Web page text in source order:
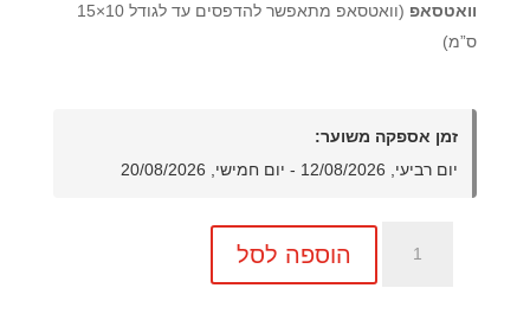
וואטסאפ
(וואטסאפ מתאפשר להדפסים עד לגודל 10×15
ס”מ)
זמן אספקה משוער:
יום רביעי, 12/08/2026 - יום חמישי, 20/08/2026
הוספה לסל